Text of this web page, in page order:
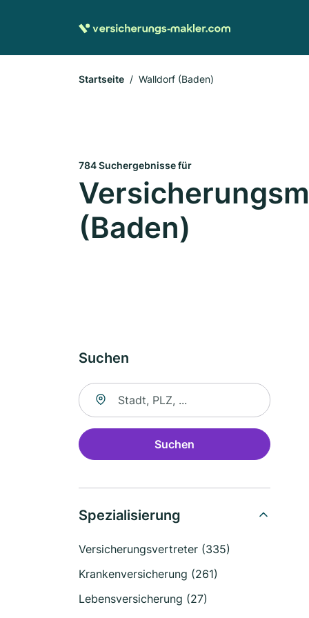
Startseite Walldorf (Baden)
784 Suchergebnisse für
(Baden)
Suchen
Suche nach Ort
Suchen
Spezialisierung
Versicherungsvertreter (335)
Krankenversicherung (261)
Lebensversicherung (27)